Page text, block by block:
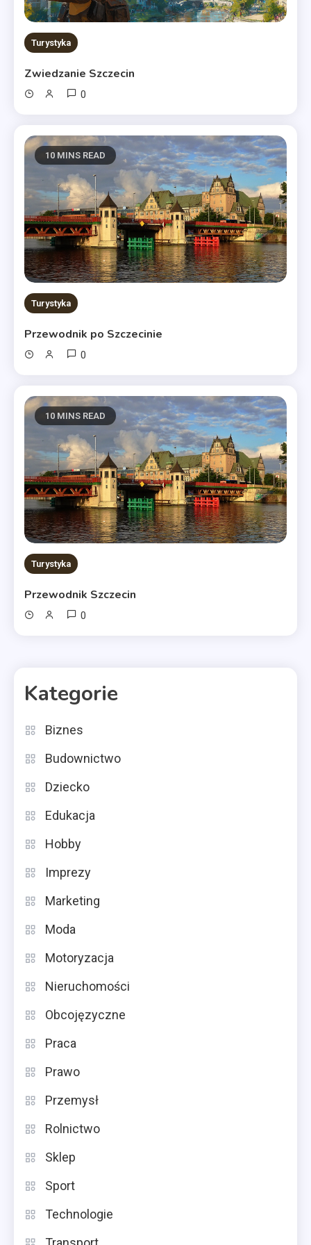
Turystyka
Zwiedzanie Szczecin
0
10 MINS READ
Turystyka
Przewodnik po Szczecinie
0
10 MINS READ
Turystyka
Przewodnik Szczecin
0
Kategorie
Biznes
Budownictwo
Dziecko
Edukacja
Hobby
Imprezy
Marketing
Moda
Motoryzacja
Nieruchomości
Obcojęzyczne
Praca
Prawo
Przemysł
Rolnictwo
Sklep
Sport
Technologie